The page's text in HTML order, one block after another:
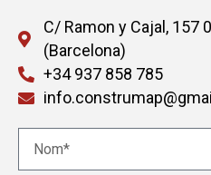
C/ Ramon y Cajal, 157
(Barcelona)
+34 937 858 785